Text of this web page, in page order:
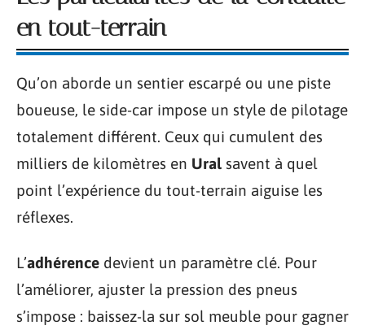
en tout-terrain
Qu’on aborde un sentier escarpé ou une piste
boueuse, le side-car impose un style de pilotage
totalement différent. Ceux qui cumulent des
milliers de kilomètres en Ural savent à quel
point l’expérience du tout-terrain aiguise les
réflexes.
L’adhérence devient un paramètre clé. Pour
l’améliorer, ajuster la pression des pneus
s’impose : baissez-la sur sol meuble pour gagner